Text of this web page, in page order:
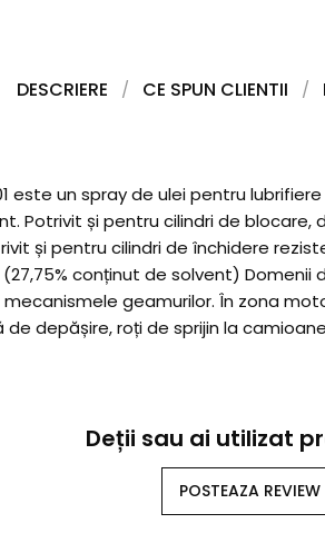
DESCRIERE CE SPUN CLIENTII
este un spray de ulei pentru
Potrivit și pentru cilindri de
și pentru cilindri de închidere
conținut de solvent)
geamurilor. În zona
depășire, roți de sprijin la
Deții sau ai utilizat
POSTEAZA REVIEW